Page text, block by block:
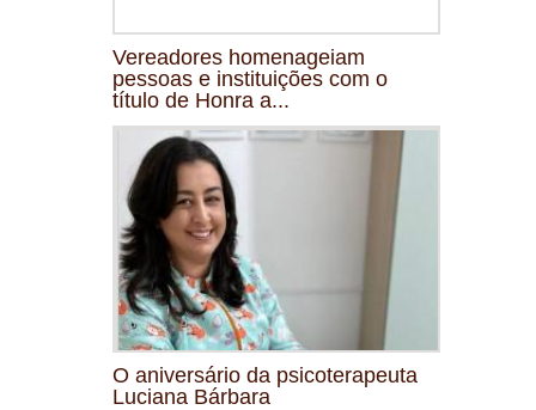
Vereadores homenageiam
pessoas e instituições com o
título de Honra a...
O aniversário da psicoterapeuta
Luciana Bárbara